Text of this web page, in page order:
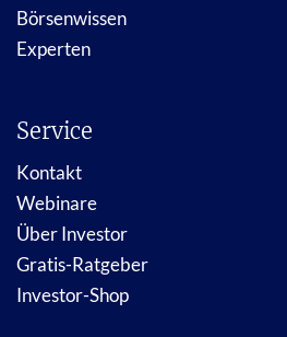
Börsenwissen
Experten
Service
Kontakt
Webinare
Über Investor
Gratis-Ratgeber
Investor-Shop